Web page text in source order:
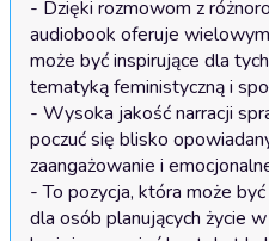
- Dzięki rozmowom z
audiobook oferuje
może być inspirujące dla
tematyką feministyczną i
- Wysoka jakość narracji
poczuć się blisko
zaangażowanie i
- To pozycja, która może
dla osób planujących życie